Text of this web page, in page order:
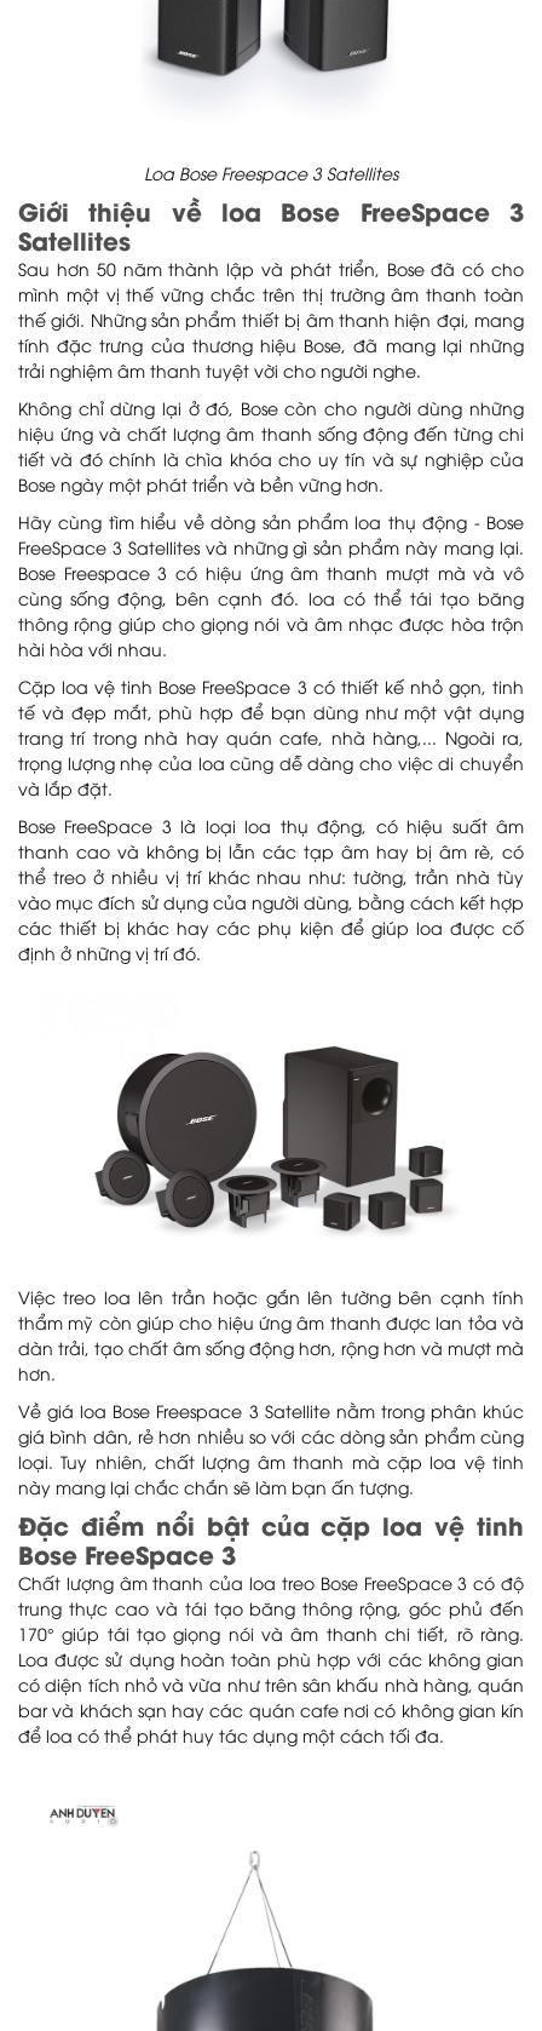
Loa Bose Freespace 3 Satellites
Giới thiệu về loa Bose FreeSpace 3
Satellites
Sau hơn 50 năm thành lập và phát triển, Bose đã có cho
mình một vị thế vững chắc trên thị trường âm thanh toàn
thế giới. Những sản phẩm thiết bị âm thanh hiện đại, mang
tính đặc trưng của thương hiệu Bose, đã mang lại những
trải nghiệm âm thanh tuyệt vời cho người nghe.
Không chỉ dừng lại ở đó, Bose còn cho người dùng những
hiệu ứng và chất lượng âm thanh sống động đến từng chi
tiết và đó chính là chìa khóa cho uy tín và sự nghiệp của
Bose ngày một phát triển và bền vững hơn.
Hãy cùng tìm hiểu về dòng sản phẩm loa thụ động - Bose
FreeSpace 3 Satellites và những gì sản phẩm này mang lại.
Bose Freespace 3 có hiệu ứng âm thanh mượt mà và vô
cùng sống động, bên cạnh đó. loa có thể tái tạo băng
thông rộng giúp cho giọng nói và âm nhạc được hòa trộn
hài hòa với nhau.
Cặp loa vệ tinh Bose FreeSpace 3 có thiết kế nhỏ gọn, tinh
tế và đẹp mắt, phù hợp để bạn dùng như một vật dụng
trang trí trong nhà hay quán cafe, nhà hàng,... Ngoài ra,
trọng lượng nhẹ của loa cũng dễ dàng cho việc di chuyển
và lắp đặt.
Bose FreeSpace 3 là loại loa thụ động, có hiệu suất âm
thanh cao và không bị lẫn các tạp âm hay bị âm rè, có
thể treo ở nhiều vị trí khác nhau như: tường, trần nhà tùy
vào mục đích sử dụng của người dùng, bằng cách kết hợp
các thiết bị khác hay các phụ kiện để giúp loa được cố
định ở những vị trí đó.
Việc treo loa lên trần hoặc gắn lên tường bên cạnh tính
thẩm mỹ còn giúp cho hiệu ứng âm thanh được lan tỏa và
dàn trải, tạo chất âm sống động hơn, rộng hơn và mượt mà
hơn.
Về giá loa Bose Freespace 3 Satellite nằm trong phân khúc
giá bình dân, rẻ hơn nhiều so với các dòng sản phẩm cùng
loại. Tuy nhiên, chất lượng âm thanh mà cặp loa vệ tinh
này mang lại chắc chắn sẽ làm bạn ấn tượng.
Đặc điểm nổi bật của cặp loa vệ tinh
Bose FreeSpace 3
Chất lượng âm thanh của loa treo Bose FreeSpace 3 có độ
trung thực cao và tái tạo băng thông rộng, góc phủ đến
170° giúp tái tạo giọng nói và âm thanh chi tiết, rõ ràng.
Loa được sử dụng hoàn toàn phù hợp với các không gian
có diện tích nhỏ và vừa như trên sân khấu nhà hàng, quán
bar và khách sạn hay các quán cafe nơi có không gian kín
để loa có thể phát huy tác dụng một cách tối đa.